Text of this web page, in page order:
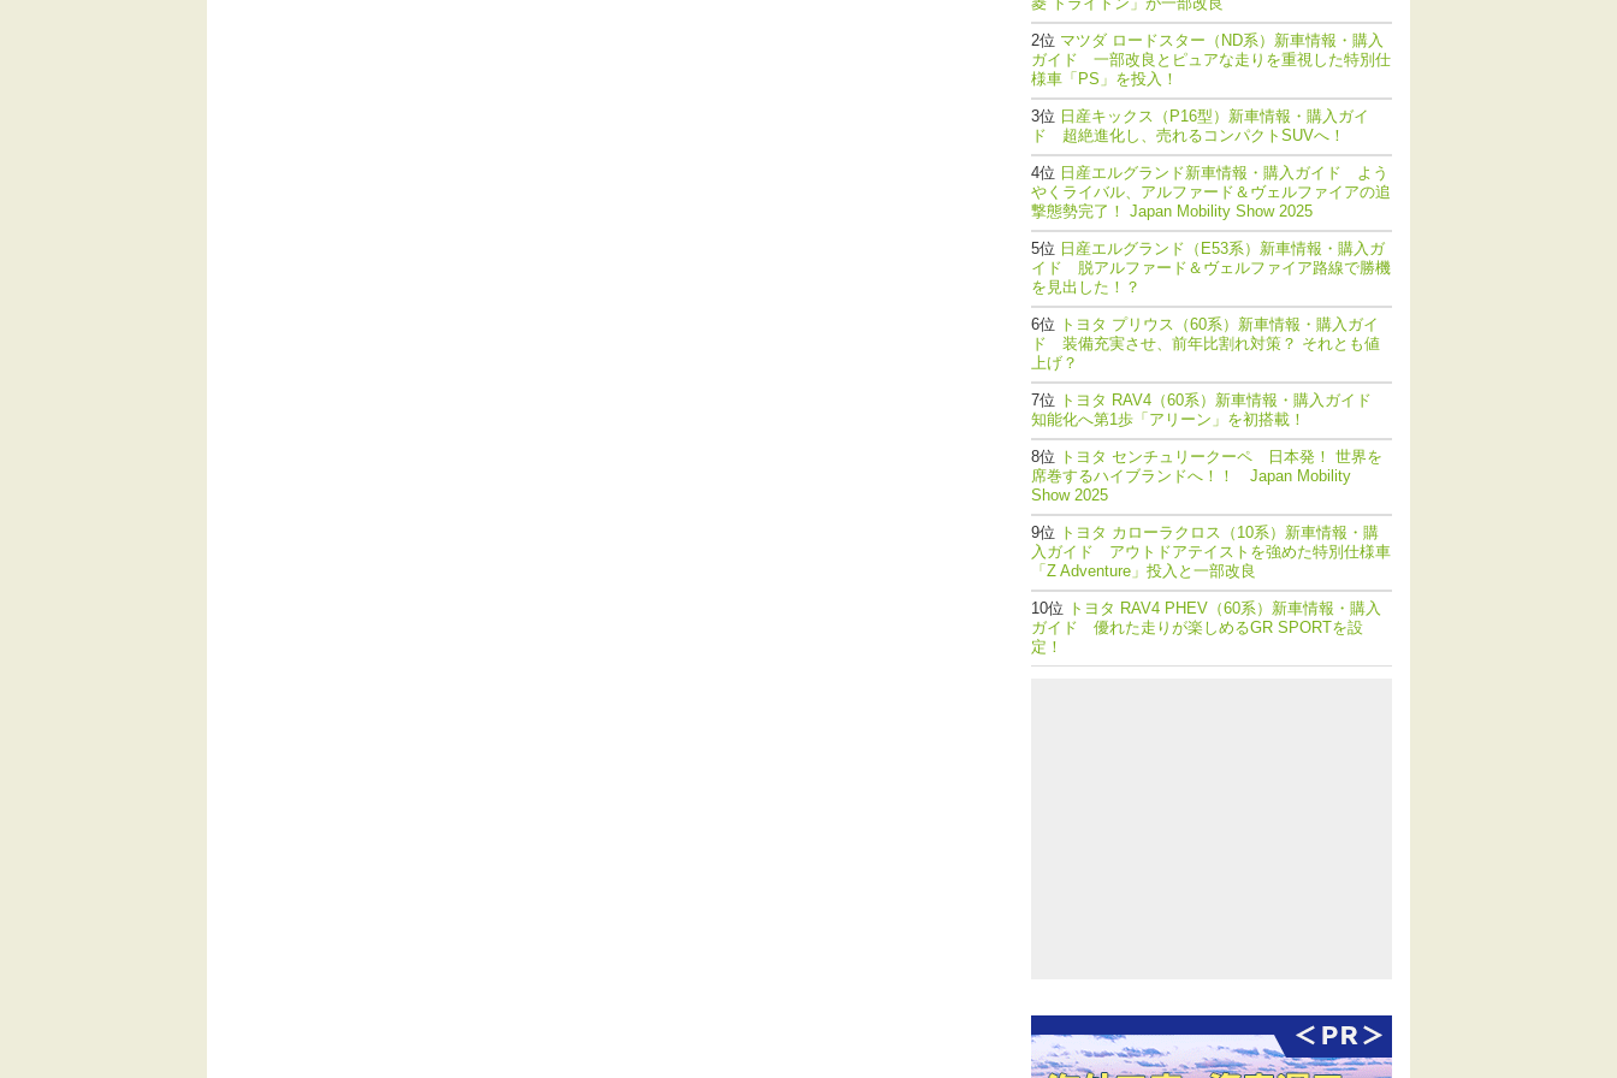
マツダ ロードスター（ND系）新車情報・購入
ガイド 一部改良とピュアな走りを重視した特別仕
様車「PS」を投入！
日産キックス（P16型）新車情報・購入ガイ
ド 超絶進化し、売れるコンパクトSUVへ！
日産エルグランド新車情報・購入ガイド よう
やくライバル、アルファード＆ヴェルファイアの追
撃態勢完了！ Japan Mobility Show 2025
日産エルグランド（E53系）新車情報・購入ガ
イド 脱アルファード＆ヴェルファイア路線で勝機
を見出した！？
トヨタ プリウス（60系）新車情報・購入ガイ
ド 装備充実させ、前年比割れ対策？ それとも値
上げ？
トヨタ RAV4（60系）新車情報・購入ガイド
知能化へ第1歩「アリーン」を初搭載！
トヨタ センチュリークーペ 日本発！ 世界を
席巻するハイブランドへ！！ Japan Mobility
Show 2025
トヨタ カローラクロス（10系）新車情報・購
入ガイド アウトドアテイストを強めた特別仕様車
「Z Adventure」投入と一部改良
トヨタ RAV4 PHEV（60系）新車情報・購入
ガイド 優れた走りが楽しめるGR SPORTを設
定！